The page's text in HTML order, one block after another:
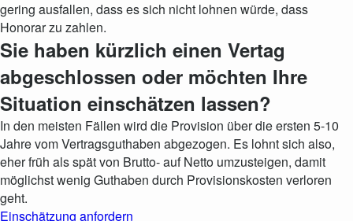
gering ausfallen, dass es sich nicht lohnen würde, dass
Honorar zu zahlen.
Sie haben kürzlich einen Vertag
abgeschlossen oder möchten Ihre
Situation einschätzen lassen?
In den meisten Fällen wird die Provision über die ersten 5-10
Jahre vom Vertragsguthaben abgezogen. Es lohnt sich also,
eher früh als spät von Brutto- auf Netto umzusteigen, damit
möglichst wenig Guthaben durch Provisionskosten verloren
geht.
Einschätzung anfordern